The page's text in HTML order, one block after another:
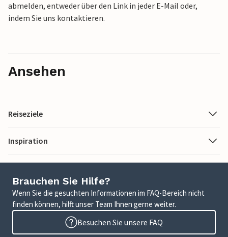
abmelden, entweder über den Link in jeder E-Mail oder,
indem Sie uns kontaktieren.
Ansehen
Reiseziele
Inspiration
Brauchen Sie Hilfe?
Wenn Sie die gesuchten Informationen im FAQ-Bereich nicht
finden können, hilft unser Team Ihnen gerne weiter.
Besuchen Sie unsere FAQ